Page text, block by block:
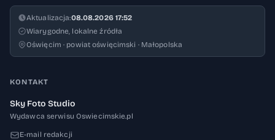
Aktualizacja:08.08.2026 17:52
Wiarygodne, lokalne źródła
Oświęcim · powiat oświęcimski · Małopolska
KONTAKT
Sky Foto Studio
Wydawca serwisu Oswiecimskie.pl
E-mail redakcji